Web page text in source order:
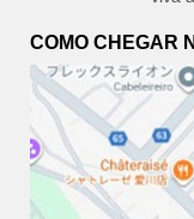
COMO CHEGAR